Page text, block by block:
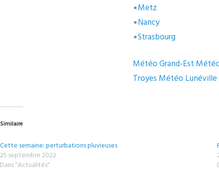
▪Metz
▪Nancy
▪Strasbourg
Météo Grand-Est
Troyes Météo Lunéville
Similaire
Cette semaine: perturbations pluvieuses
25 septembre 2022
Dans "Actualités"